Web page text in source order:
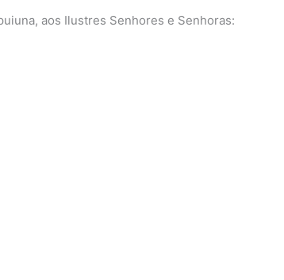
aos Ilustres Senhores e Senhoras: